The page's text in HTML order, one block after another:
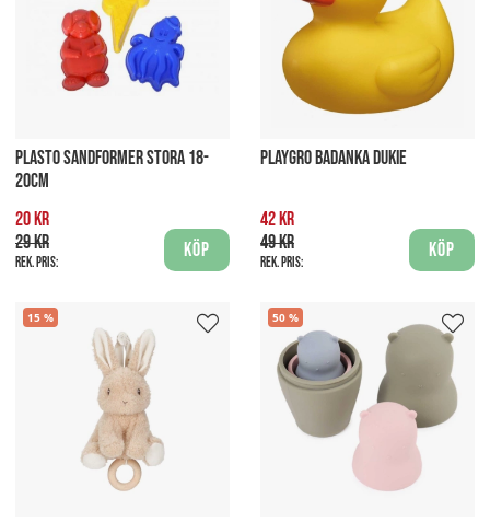
PLASTO SANDFORMER STORA 18-
20CM
20 kr
29 kr
Rek. pris:
Köp
PLAYGRO BADANKA DUKIE
42 kr
49 kr
Rek. pris:
Köp
15 50